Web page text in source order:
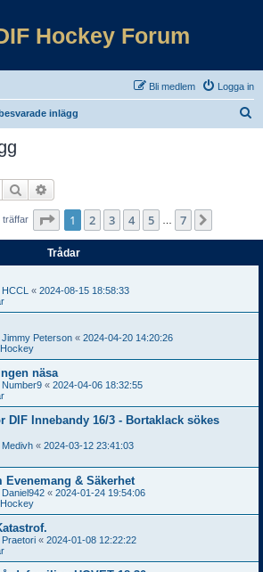
Hockey Forum
Logga in
Bli medlem
inlägg
Sök
träffar Sida av 7
1 2 3 4 5 7
Trådar
HCCL « 2024-08-15 18:58:33
Jimmy Peterson « 2024-04-20 14:20:26
näsa
Number9 « 2024-04-06 18:32:55
DIF Innebandy 16/3 - Bortaklack sökes
Medivh « 2024-03-12 23:41:03
& Säkerhet
Daniel942 « 2024-01-24 19:54:06
Praetori « 2024-01-08 12:22:22